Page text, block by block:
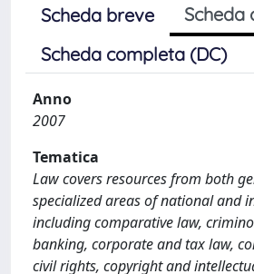
Scheda breve
Scheda
Scheda completa (DC)
Anno
2007
Tematica
Law covers resources from both
specialized areas of national and
including comparative law,
banking, corporate and tax law,
civil rights, copyright and